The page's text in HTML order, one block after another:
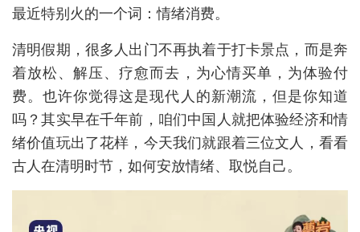
最近特别火的一个词：情绪消费。
清明假期，很多人出门不再执着于打卡景点，而是奔
着放松、解压、疗愈而去，为心情买单，为体验付
费。也许你觉得这是现代人的新潮流，但是你知道
吗？其实早在千年前，咱们中国人就把体验经济和情
绪价值玩出了花样，今天我们就跟着三位文人，看看
古人在清明时节，如何安放情绪、取悦自己。